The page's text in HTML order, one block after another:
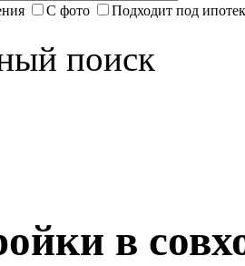
С фото Подходит под
поиск
в